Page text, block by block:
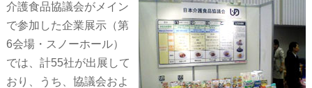
介護食品協議会がメイン
で参加した企業展示（第
6会場・スノーホール）
では、計55社が出展して
おり、うち、協議会およ